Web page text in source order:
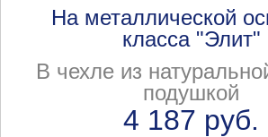
На металлической
класса "Элит"
В чехле из
подушкой
4 187 руб.